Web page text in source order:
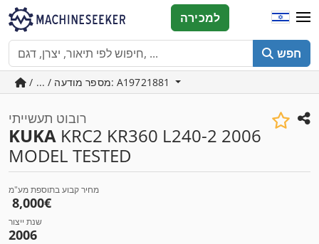
חפש
למכירה
/ ... / מספר מודעה: A19721881
רובוט תעשייתי
KUKA KRC2 KR360 L240-2 2006
MODEL TESTED
מחיר קבוע בתוספת מע"מ
‏8,000 ‏€
שנת ייצור
2006